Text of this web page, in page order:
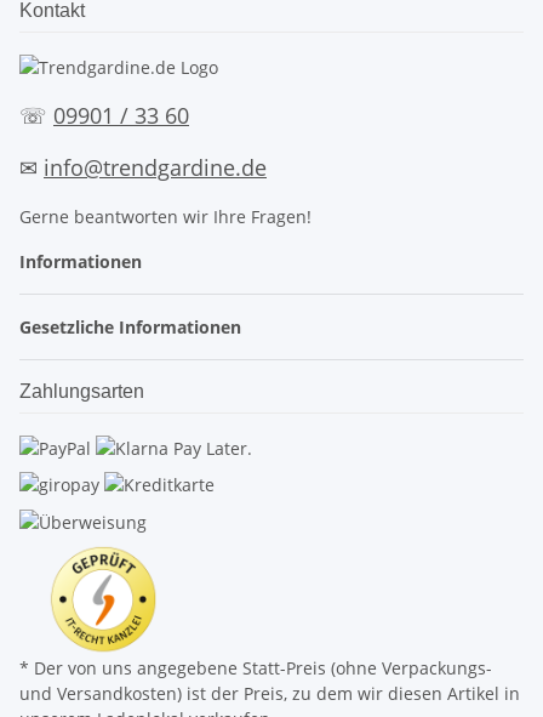
Kontakt
☏ 09901 / 33 60
✉ info@trendgardine.de
Gerne beantworten wir Ihre Fragen!
Informationen
Gesetzliche Informationen
Zahlungsarten
* Der von uns angegebene Statt-Preis (ohne Verpackungs-
und Versandkosten) ist der Preis, zu dem wir diesen Artikel in